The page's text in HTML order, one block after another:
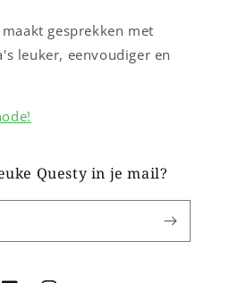
gesprekken met
leuker, eenvoudiger en
Questy in je mail?